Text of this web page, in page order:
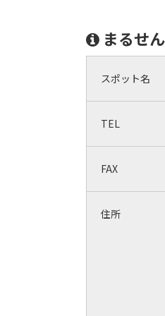
まるせ
スポット名
TEL
FAX
住所